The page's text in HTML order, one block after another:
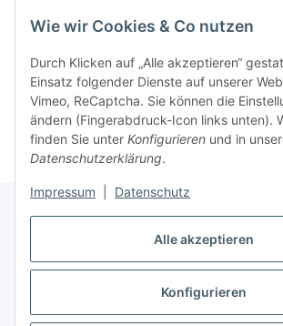
Alle akzeptieren
Konfigurieren
Wie wir Cookies & Co nutzen
Durch Klicken auf „Alle akzeptieren“
Einsatz folgender Dienste auf unserer
Vimeo, ReCaptcha. Sie können die
ändern (Fingerabdruck-Icon links unten).
finden Sie unter Konfigurieren und in
Datenschutzerklärung.
Impressum Datenschutz
1.8 Liter - 1500 Watt
Preise nach Anmeldung
sichtbar
Netzteil mit
USB-C Port
3.1A
Preise nach
Bahama Warenvertriebs GmbH